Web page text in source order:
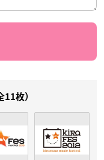
11枚）